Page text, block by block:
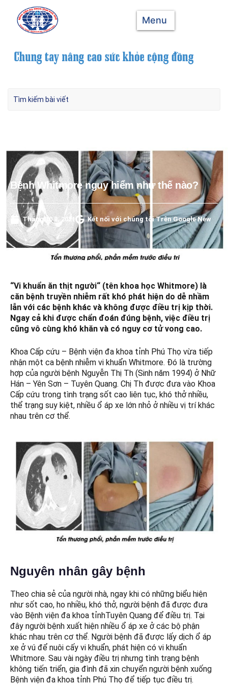
Menu
Bệnh Whitmore nguy hiểm như thế nào?
Tháng 10 8, 2021 Kết nối với chúng tôi Trên Google New
“Vi khuẩn ăn thịt người“ (tên khoa học Whitmore) là
căn bệnh truyền nhiễm rất khó phát hiện do dễ nhầm
lẫn với các bệnh khác và không được điều trị kịp thời.
Ngay cả khi được chẩn đoán đúng bệnh, việc điều trị
cũng vô cùng khó khăn và có nguy cơ tử vong cao.
Khoa Cấp cứu – Bệnh viện đa khoa tỉnh Phú Thọ vừa tiếp
nhận một ca bệnh nhiễm vi khuẩn Whitmore. Đó là trường
hợp của người bệnh Nguyễn Thị Th (Sinh năm 1994) ở Nhữ
Hán – Yên Sơn – Tuyên Quang. Chị Th được đưa vào Khoa
Cấp cứu trong tình trạng sốt cao liên tục, khó thở nhiều,
thể trạng suy kiệt, nhiều ổ áp xe lớn nhỏ ở nhiều vị trí khác
nhau trên cơ thể.
Nguyên nhân gây bệnh
Theo chia sẻ của người nhà, ngay khi có những biểu hiện
như sốt cao, ho nhiều, khó thở, người bệnh đã được đưa
vào Bệnh viện đa khoa tỉnhTuyên Quang để điều trị. Tại
đây người bệnh xuất hiện nhiều ổ áp xe ở các bộ phận
khác nhau trên cơ thể. Người bệnh đã được lấy dịch ổ áp
xe ở vú để nuôi cấy vi khuẩn, phát hiện có vi khuẩn
Whitmore. Sau vài ngày điều trị nhưng tình trạng bệnh
không tiến triển, gia đình đã xin chuyển người bệnh xuống
Bệnh viện đa khoa tỉnh Phú Thọ để tiếp tục điều trị.